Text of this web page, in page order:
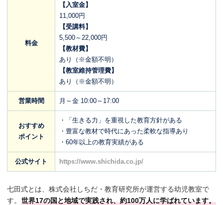
料金
【入室金】
11,000円
【受講料】
5,500～22,000円
【教材費】
あり（※金額不明）
【教室維持管理費】
あり（※金額不明）
営業時間 月～金 10:00～17:00
おすすめ
ポイント
・「生きる力」を重視した教育方針がある
・豊富な教材で時代にあった柔軟な指導あり
・60年以上の教育実績がある
公式サイト https://www.shichida.co.jp/
七田式とは、株式会社しちだ・教育研究所が運営する幼児教室で
す。 世界17の国と地域で実践され、約100万人に学ばれています。